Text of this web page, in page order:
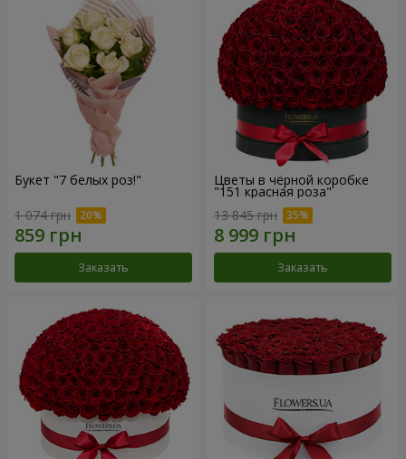
Букет "7 белых роз!"
1 074 грн
Заказать
Цветы в чёрной коробке
"151 красная роза"
13 845 грн
Заказать